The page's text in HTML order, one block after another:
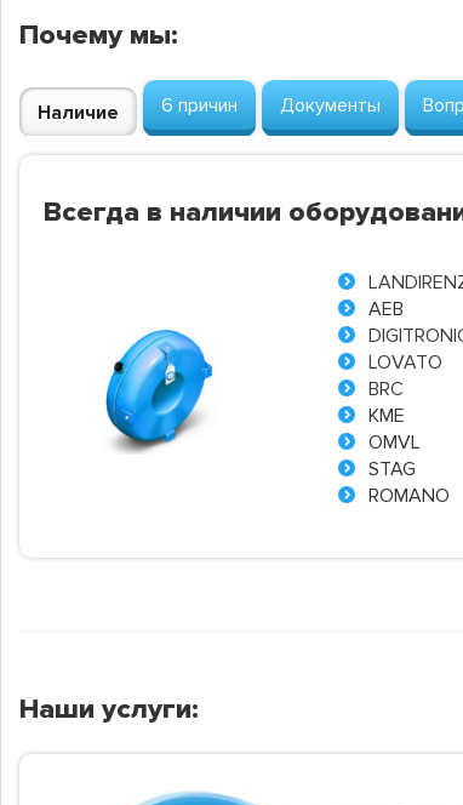
Почему мы:
Наличие 6 причин Документы
Всегда в наличии
AEB
LOVATO
BRC
KME
OMVL
STAG
ROMANO
Наши услуги: